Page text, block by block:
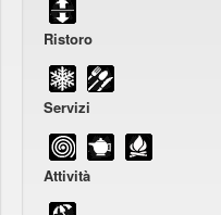
Ristoro
Servizi
Attività